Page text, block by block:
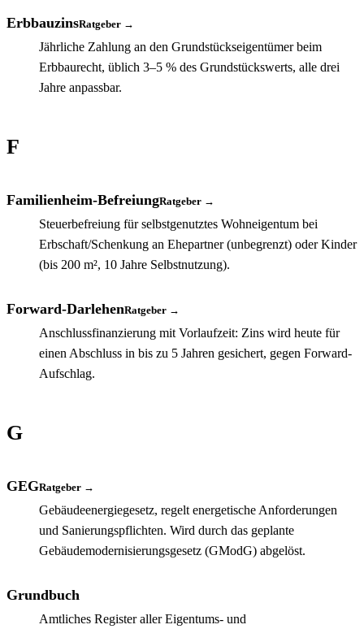
ErbbauzinsRatgeber →
Jährliche Zahlung an den Grundstückseigentümer beim
Erbbaurecht, üblich 3–5 % des Grundstückswerts, alle drei
Jahre anpassbar.
F
Familienheim-BefreiungRatgeber →
Steuerbefreiung für selbstgenutztes Wohneigentum bei
Erbschaft/Schenkung an Ehepartner (unbegrenzt) oder Kinder
(bis 200 m², 10 Jahre Selbstnutzung).
Forward-DarlehenRatgeber →
Anschlussfinanzierung mit Vorlaufzeit: Zins wird heute für
einen Abschluss in bis zu 5 Jahren gesichert, gegen Forward-
Aufschlag.
G
GEGRatgeber →
Gebäudeenergiegesetz, regelt energetische Anforderungen
und Sanierungspflichten. Wird durch das geplante
Gebäudemodernisierungsgesetz (GModG) abgelöst.
Grundbuch
Amtliches Register aller Eigentums- und